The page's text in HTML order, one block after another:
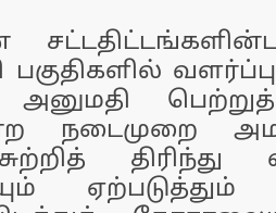
பகுதிகளில்
அனுமதி
நடைமுறை
திரிந்து